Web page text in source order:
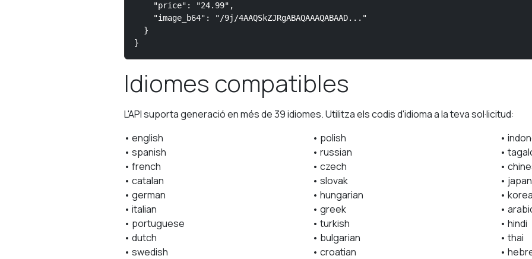
    "price": "24.99",
    "image_b64": "/9j/4AAQSkZJRgABAQAAAQABAAD..."
  }
}
Idiomes compatibles
L'API suporta generació en més de 39 idiomes. Utilitza els codis d'idioma a la teva sol·licitud:
• english
• spanish
• french
• catalan
• german
• italian
• portuguese
• dutch
• swedish
• polish
• russian
• czech
• slovak
• hungarian
• greek
• turkish
• bulgarian
• croatian
•
•
•
•
•
•
• hindi
• thai
•